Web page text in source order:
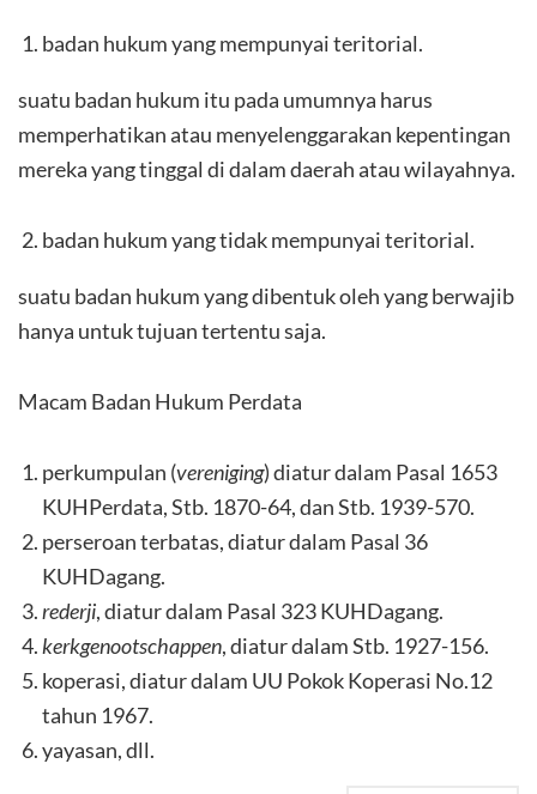
badan hukum yang mempunyai teritorial.
suatu badan hukum itu pada umumnya harus
memperhatikan atau menyelenggarakan kepentingan
mereka yang tinggal di dalam daerah atau wilayahnya.
badan hukum yang tidak mempunyai teritorial.
suatu badan hukum yang dibentuk oleh yang berwajib
hanya untuk tujuan tertentu saja.
Macam Badan Hukum Perdata
perkumpulan (vereniging) diatur dalam Pasal 1653
KUHPerdata, Stb. 1870-64, dan Stb. 1939-570.
perseroan terbatas, diatur dalam Pasal 36
KUHDagang.
rederji, diatur dalam Pasal 323 KUHDagang.
kerkgenootschappen, diatur dalam Stb. 1927-156.
koperasi, diatur dalam UU Pokok Koperasi No.12
tahun 1967.
yayasan, dll.